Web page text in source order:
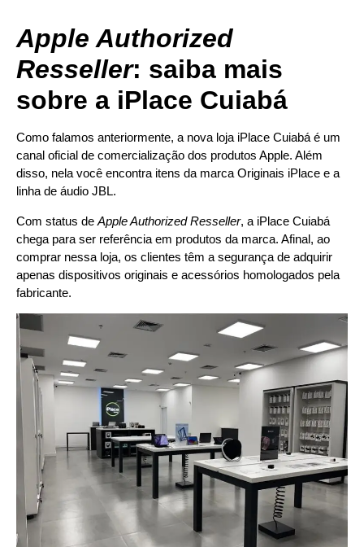
Apple Authorized
Resseller: saiba mais
sobre a iPlace Cuiabá
Como falamos anteriormente, a nova loja iPlace Cuiabá é um
canal oficial de comercialização dos produtos Apple. Além
disso, nela você encontra itens da marca Originais iPlace e a
linha de áudio JBL.
Com status de Apple Authorized Resseller, a iPlace Cuiabá
chega para ser referência em produtos da marca. Afinal, ao
comprar nessa loja, os clientes têm a segurança de adquirir
apenas dispositivos originais e acessórios homologados pela
fabricante.